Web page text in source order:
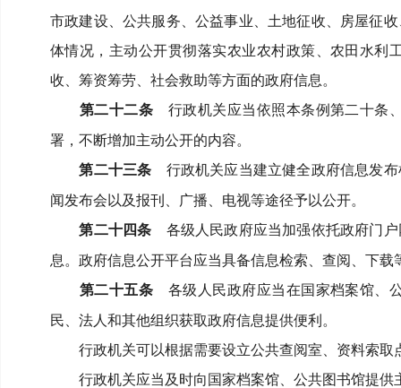
市政建设、公共服务、公益事业、土地征收、房屋征
体情况，主动公开贯彻落实农业农村政策、农田水利
收、筹资筹劳、社会救助等方面的政府信息。
第二十二条 行政机关应当依照本条例第二十条
署，不断增加主动公开的内容。
第二十三条 行政机关应当建立健全政府信息发
闻发布会以及报刊、广播、电视等途径予以公开。
第二十四条 各级人民政府应当加强依托政府门
息。 政府信息公开平台应当具备信息检索、查阅、下载
第二十五条 各级人民政府应当在国家档案馆、
民、法人和其他组织获取政府信息提供便利。
行政机关可以根据需要设立公共查阅室、资料索
行政机关应当及时向国家档案馆、公共图书馆提供